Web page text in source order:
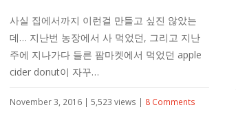
사실 집에서까지 이런걸 만들고 싶진 않았는
데… 지난번 농장에서 사 먹었던, 그리고 지난
주에 지나가다 들른 팜마켓에서 먹었던 apple
cider donut이 자꾸…
November 3, 2016 | 5,523 views | 8 Comments